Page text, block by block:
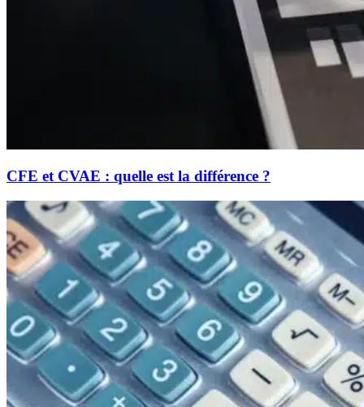
CFE et CVAE : quelle est la différence ?